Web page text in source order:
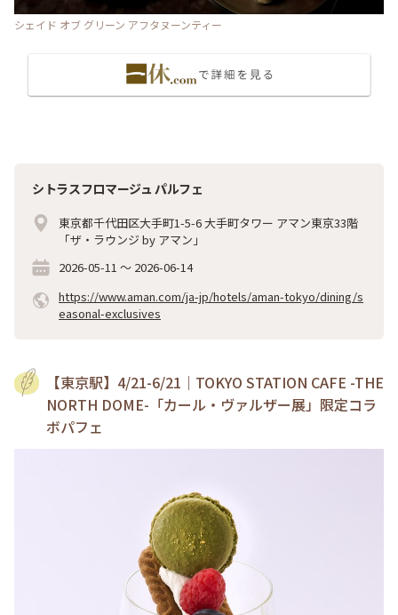
シェイド オブ グリーン アフタヌーンティー
シトラスフロマージュ パルフェ
東京都千代田区大手町1-5-6 大手町タワー アマン東京33階
「ザ・ラウンジ by アマン」
2026-05-11 ～ 2026-06-14
https://www.aman.com/ja-jp/hotels/aman-tokyo/dining/s
easonal-exclusives
【東京駅】4/21-6/21｜TOKYO STATION CAFE -THE
NORTH DOME-「カール・ヴァルザー展」限定コラ
ボパフェ